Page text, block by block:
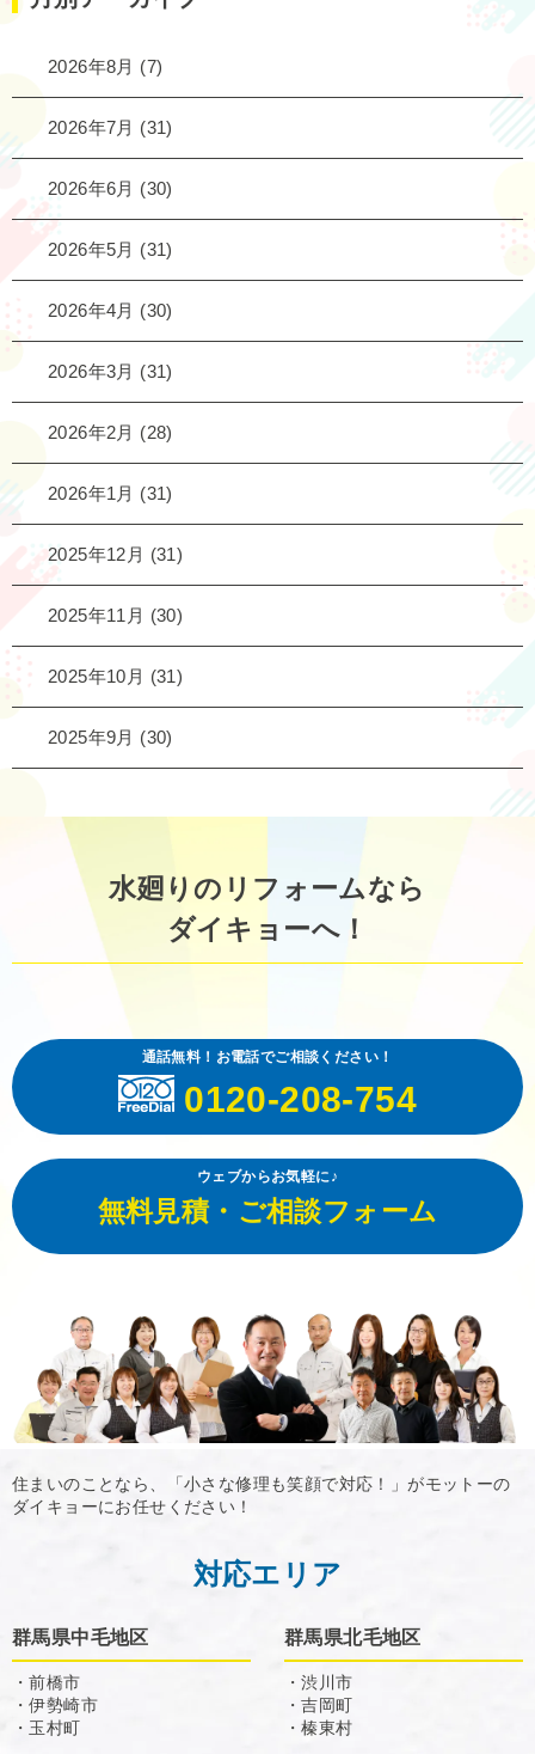
2026年8月 (7)
2026年7月 (31)
2026年6月 (30)
2026年5月 (31)
2026年4月 (30)
2026年3月 (31)
2026年2月 (28)
2026年1月 (31)
2025年12月 (31)
2025年11月 (30)
2025年10月 (31)
2025年9月 (30)
水廻りのリフォームなら
ダイキョーへ！
通話無料！お電話でご相談ください！
0120-208-754
ウェブからお気軽に♪
無料見積・ご相談フォーム
住まいのことなら、「小さな修理も笑顔で対応！」がモットーの
ダイキョーにお任せください！
対応エリア
群馬県中毛地区
・前橋市
・伊勢崎市
・玉村町
群馬県北毛地区
・渋川市
・吉岡町
・榛東村